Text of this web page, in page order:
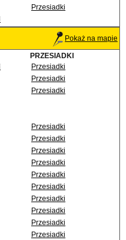
Przesiadki
Pokaż na mapie
PRZESIADKI
Przesiadki
Przesiadki
Przesiadki
Przesiadki
Przesiadki
Przesiadki
Przesiadki
Przesiadki
Przesiadki
Przesiadki
Przesiadki
Przesiadki
Przesiadki